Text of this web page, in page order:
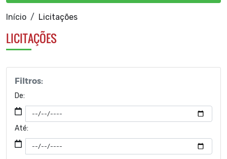
Início Licitações
LICITAÇÕES
Filtros:
De:
Até: